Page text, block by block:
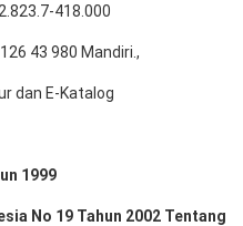
418.000
43 980 Mandiri.,
dan E-Katalog
1999
No 19 Tahun 2002 Tentang